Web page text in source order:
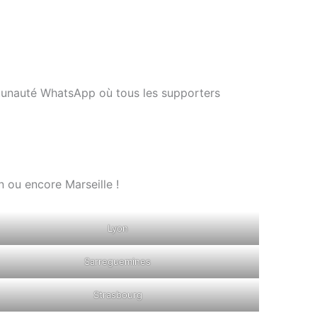
WhatsApp où tous les supporters
ou encore Marseille !
Lyon
Sarreguemines
Strasbourg